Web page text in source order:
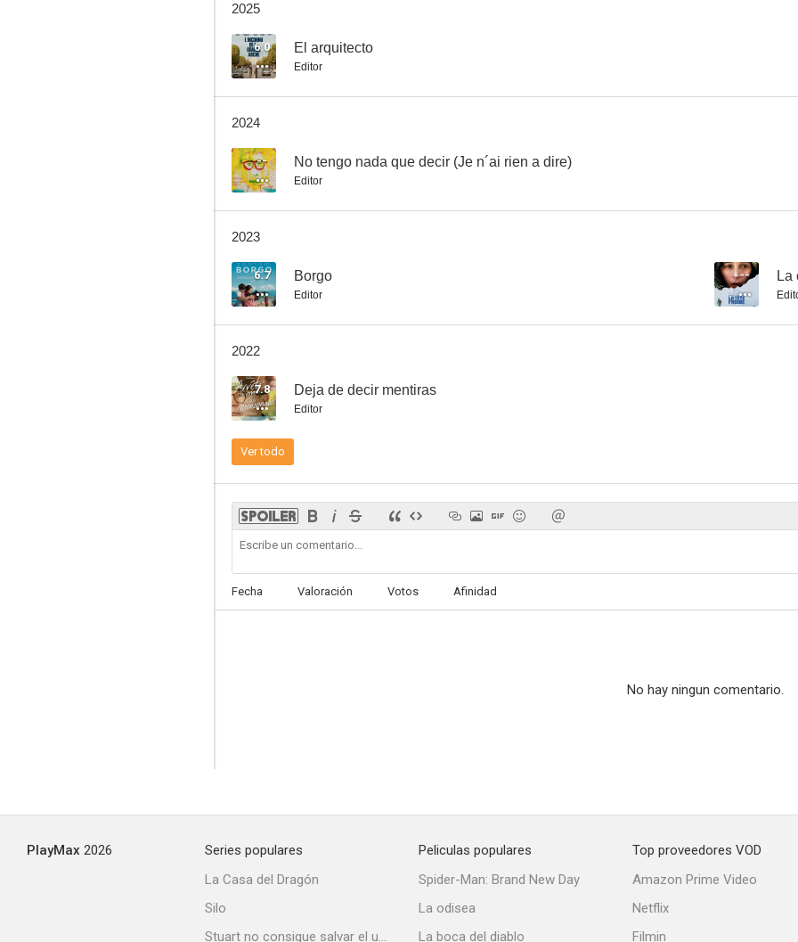
2025
6.0 El arquitecto
Editor
2024
-- No tengo nada que decir (Je n´ai rien a dire)
Editor
2023
6.7 Borgo
Editor
-- La
2022
7.8 Deja de decir mentiras
Editor
Ver todo
Fecha Valoración Votos Afinidad
No hay ningun comentario.
PlayMax 2026
Series populares
La Casa del Dragón
Silo
Stuart no consigue salvar el universo
Peliculas populares
Spider-Man: Brand New Day
La odisea
La boca del diablo
Top proveedores VOD
Amazon Prime Video
Netflix
Filmin